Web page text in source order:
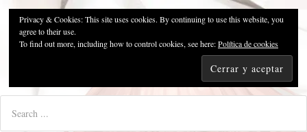
Pzykosis666HFansub
"I'm the best there is at what I do, but what I do best isn't very
Privacy & Cookies: This site uses cookies. By continuing to use this website, you
agree to their use.
To find out more, including how to control cookies, see here:Política de cookies